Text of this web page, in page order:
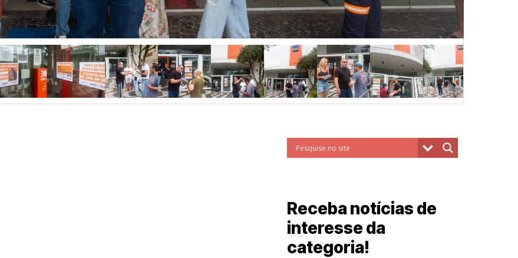
Receba notícias de
interesse da
categoria!